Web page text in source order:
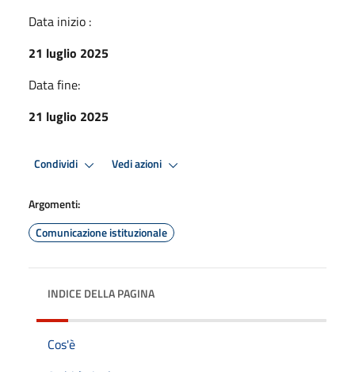
Data inizio :
21 luglio 2025
Data fine:
21 luglio 2025
Condividi Vedi azioni
Argomenti:
Comunicazione istituzionale
INDICE DELLA PAGINA
Cos'è